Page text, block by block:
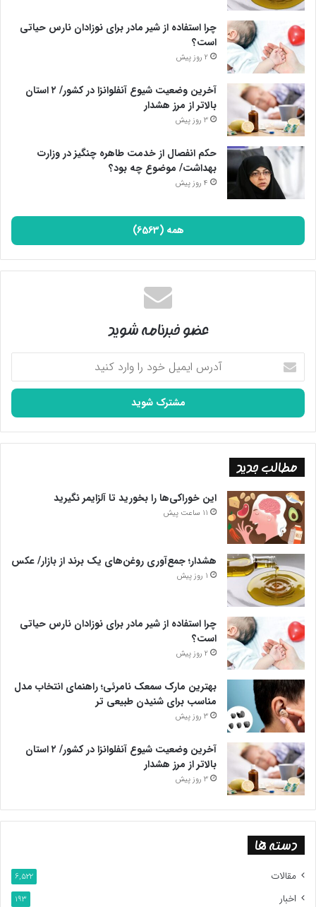
چرا استفاده از شیر مادر برای نوزادان نارس حیاتی
است؟
2 روز پیش
آخرین وضعیت شیوع آنفلوانزا در کشور/ ۲ استان
بالاتر از مرز هشدار
3 روز پیش
حکم انفصال از خدمت طاهره چنگیز در وزارت
بهداشت/ موضوع چه بود؟
4 روز پیش
همه (6563)
عضو خبرنامه شوید
آدرس
ایمیل
خود
وارد
کنید
مطالب جدید
این خوراکی‌ها را بخورید تا آلزایمر نگیرید
11 ساعت پیش
هشدار؛ جمع‌آوری روغن‌های یک برند از بازار/ عکس
1 روز پیش
چرا استفاده از شیر مادر برای نوزادان نارس حیاتی
است؟
2 روز پیش
بهترین مارک سمعک نامرئی؛ راهنمای انتخاب مدل
مناسب برای شنیدن طبیعی تر
3 روز پیش
آخرین وضعیت شیوع آنفلوانزا در کشور/ ۲ استان
بالاتر از مرز هشدار
3 روز پیش
دسته ها
مقالات 6,522
اخبار 193